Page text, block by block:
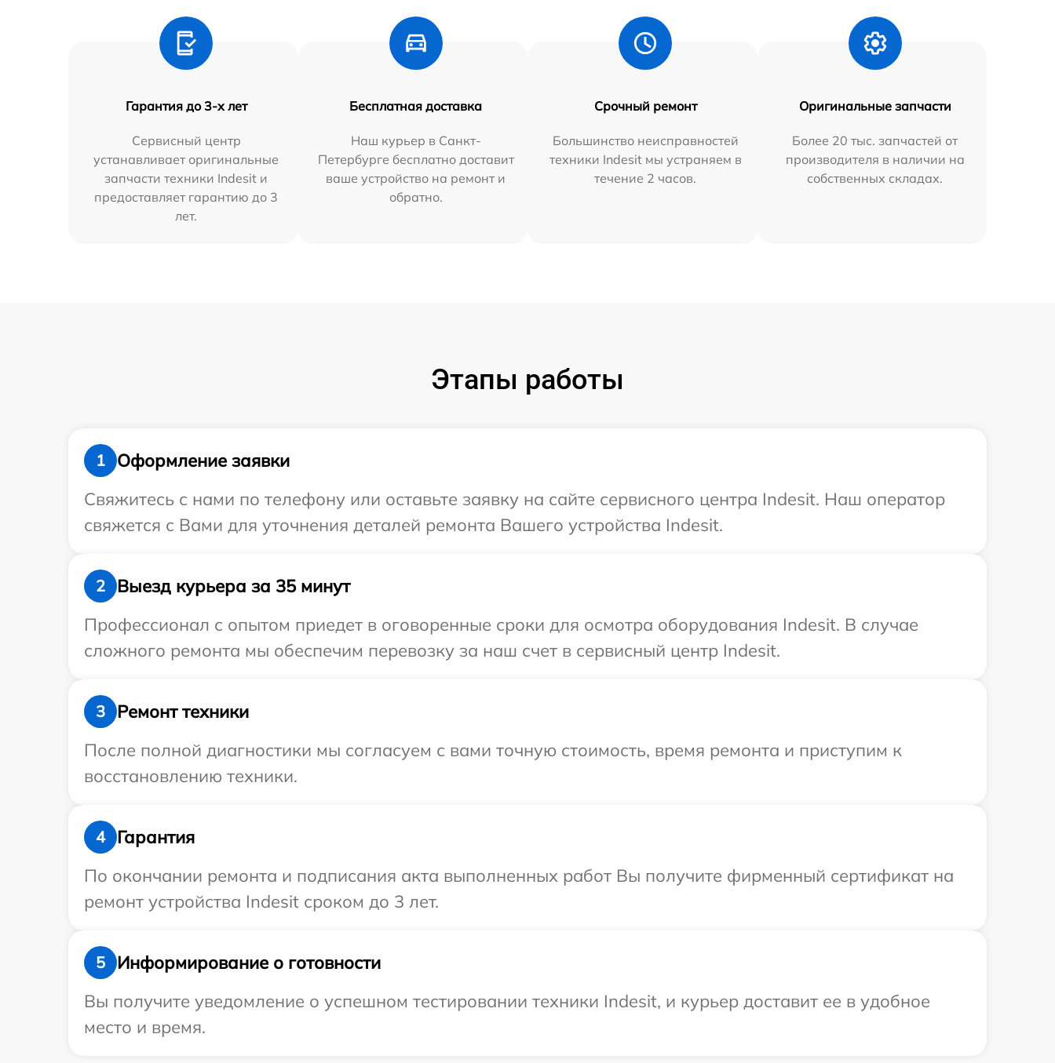
Гарантия до 3-х лет
Сервисный центр
устанавливает оригинальные
запчасти техники Indesit и
предоставляет гарантию до 3
лет.
Бесплатная доставка
Наш курьер в Санкт-
Петербурге бесплатно доставит
ваше устройство на ремонт и
обратно.
Срочный ремонт
Большинство неисправностей
техники Indesit мы устраняем в
течение 2 часов.
Оригинальные запчасти
Более 20 тыс. запчастей от
производителя в наличии на
собственных складах.
Этапы работы
1
Оформление заявки
Свяжитесь с нами по телефону или оставьте заявку на сайте сервисного центра Indesit. Наш оператор
свяжется с Вами для уточнения деталей ремонта Вашего устройства Indesit.
2
Выезд курьера за 35 минут
Профессионал с опытом приедет в оговоренные сроки для осмотра оборудования Indesit. В случае
сложного ремонта мы обеспечим перевозку за наш счет в сервисный центр Indesit.
3
Ремонт техники
После полной диагностики мы согласуем с вами точную стоимость, время ремонта и приступим к
восстановлению техники.
4
Гарантия
По окончании ремонта и подписания акта выполненных работ Вы получите фирменный сертификат на
ремонт устройства Indesit сроком до 3 лет.
5
Информирование о готовности
Вы получите уведомление о успешном тестировании техники Indesit, и курьер доставит ее в удобное
место и время.